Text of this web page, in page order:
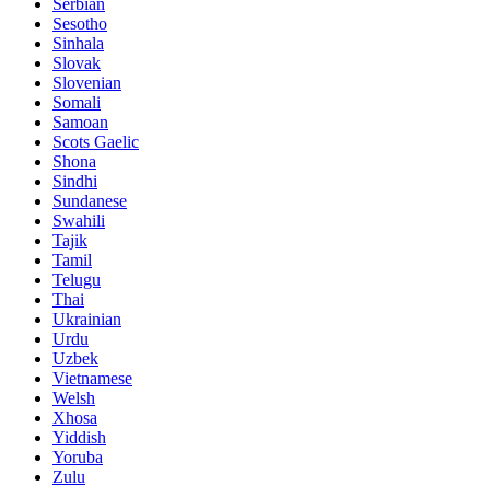
Serbian
Sesotho
Sinhala
Slovak
Slovenian
Somali
Samoan
Scots Gaelic
Shona
Sindhi
Sundanese
Swahili
Tajik
Tamil
Telugu
Thai
Ukrainian
Urdu
Uzbek
Vietnamese
Welsh
Xhosa
Yiddish
Yoruba
Zulu